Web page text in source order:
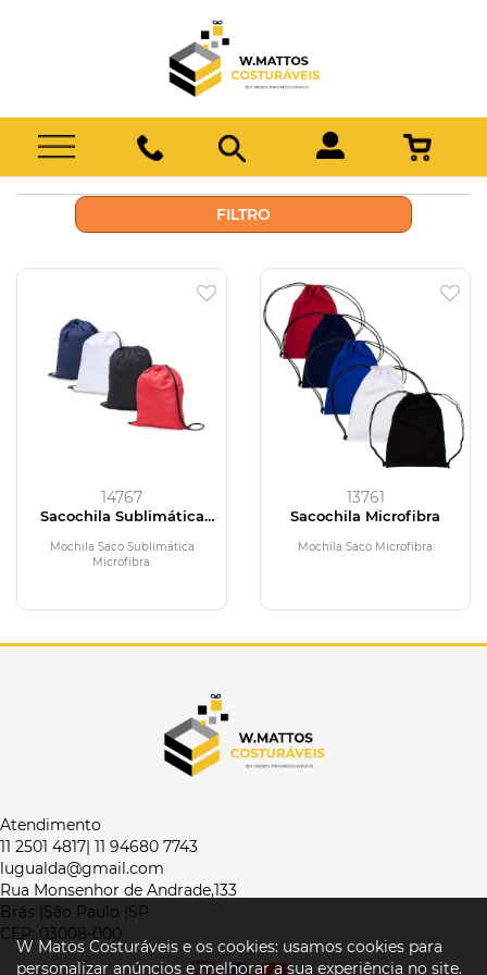
FILTRO
14767
Sacochila Sublimática
Mochila Saco Sublimática
Microfibra.
13761
Sacochila Microfibra
Mochila Saco Microfibra
Atendimento
11 2501 4817| 11 94680 7743
lugualda@gmail.com
Rua Monsenhor de Andrade,133
Brás |São Paulo |SP
CEP: 03008-000
W Matos Costuráveis e os cookies: usamos cookies para
personalizar anúncios e melhorar a sua experiência no site.